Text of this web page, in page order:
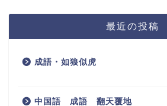
最近の投稿
成語・如狼似虎
中国語 成語 翻天覆地